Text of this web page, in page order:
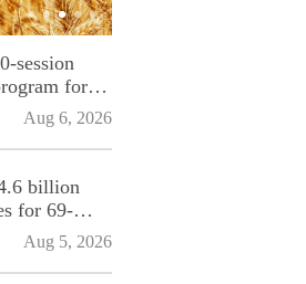
session
for
Aug 6, 2026
billion
for 69-
Aug 5, 2026